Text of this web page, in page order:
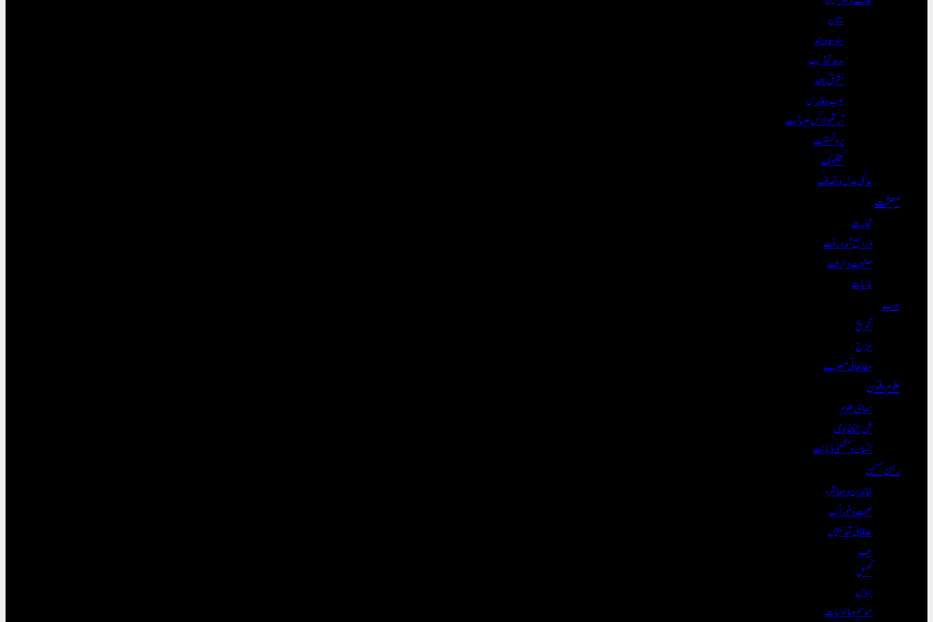
ستان
سندھ و ہند
بدھ تہذیب
مشرق بعید
عرب و فارس
آرتھوڈاکس عیسائیت
پروٹسٹنٹ
کیتھولک
عالمی عدل و انصاف
معیشت
تجارت
ذرائع آمدورفت
صنعت و حرفت
مالیات
ادب
تفریح
مزاح
مطالعاتی تبصرے
علوم و فنون
سماجی علوم
فن/ٹیکنالوجی
انسان و مشینی ذہانت
رہن سہن
خاندان و معاشرہ
صحت و خوراک
علاقائی تہذیبیں
طب
کھیل
لباس
موسم و ماحولیات